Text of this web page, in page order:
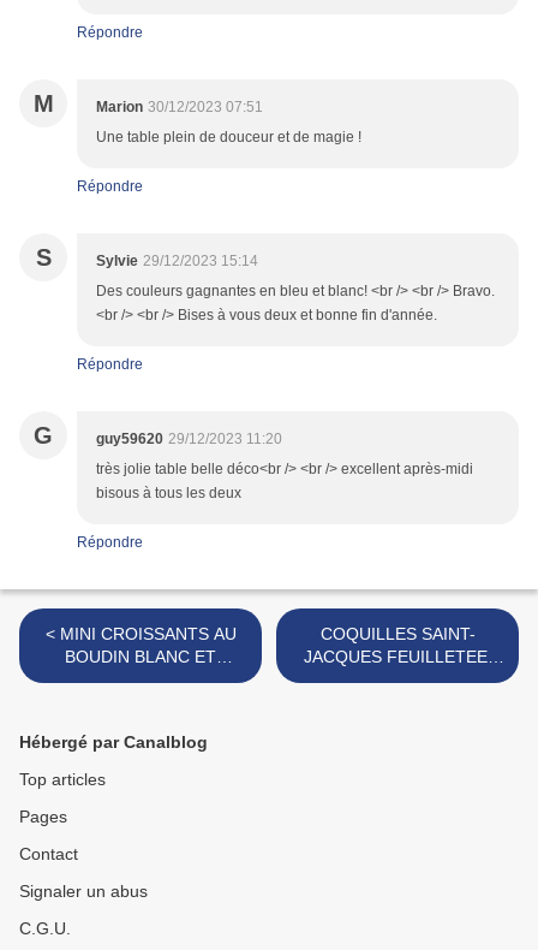
Répondre
M Marion 30/12/2023 07:51
Une table plein de douceur et de magie !
Répondre
S Sylvie 29/12/2023 15:14
Des couleurs gagnantes en bleu et blanc! <br /> <br /> Bravo.
<br /> <br /> Bises à vous deux et bonne fin d'année.
Répondre
G guy59620 29/12/2023 11:20
très jolie table belle déco<br /> <br /> excellent après-midi
bisous à tous les deux
Répondre
< MINI CROISSANTS AU
BOUDIN BLANC ET
COMPOTE DE POMMES
COQUILLES SAINT-
JACQUES FEUILLETEE,
SAUCE AUX MORILLES >
Hébergé par Canalblog
Top articles
Pages
Contact
Signaler un abus
C.G.U.